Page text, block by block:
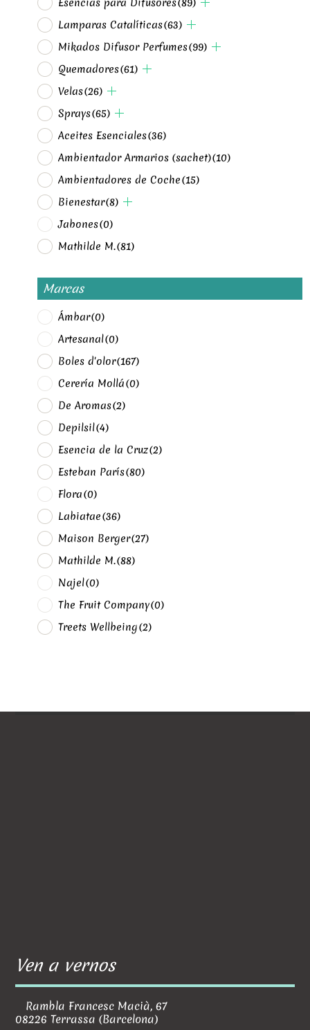
Lamparas Catalíticas(63)
Mikados Difusor Perfumes(99)
Quemadores(61)
Velas(26)
Sprays(65)
Aceites Esenciales(36)
Ambientador Armarios (sachet)(10)
Ambientadores de Coche(15)
Bienestar(8)
Jabones(0)
Mathilde M.(81)
Marcas
Ámbar(0)
Artesanal(0)
Boles d'olor(167)
Cerería Mollá(0)
De Aromas(2)
Depilsil(4)
Esencia de la Cruz(2)
Esteban París(80)
Flora(0)
Labiatae(36)
Maison Berger(27)
Mathilde M.(88)
Najel(0)
The Fruit Company(0)
Treets Wellbeing(2)
Ven a vernos
Rambla Francesc Macià, 67
08226 Terrassa (Barcelona)